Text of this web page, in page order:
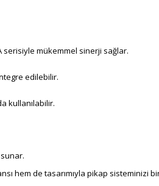
serisiyle mükemmel sinerji sağlar.
edilebilir.
kullanılabilir.
hem de tasarımıyla pikap sisteminizi